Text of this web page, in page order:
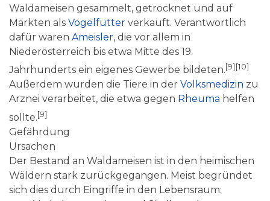
Waldameisen gesammelt, getrocknet und auf
Märkten als Vogelfutter verkauft. Verantwortlich
dafür waren Ameisler, die vor allem in
Niederösterreich bis etwa Mitte des 19.
Jahrhunderts ein eigenes Gewerbe bildeten.[9][10]
Außerdem wurden die Tiere in der Volksmedizin zu
Arznei verarbeitet, die etwa gegen Rheuma helfen
sollte.[9]
Gefährdung
Ursachen
Der Bestand an Waldameisen ist in den heimischen
Wäldern stark zurückgegangen. Meist begründet
sich dies durch Eingriffe in den Lebensraum: